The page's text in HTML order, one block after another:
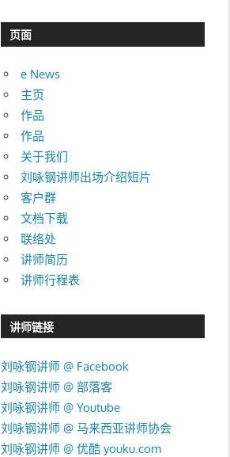
目
录
页面
e News
主页
作品
作品
关于我们
刘咏钢讲师出场介绍短片
客户群
文档下载
联络处
讲师简历
讲师行程表
讲师链接
刘咏钢讲师 @ Facebook
刘咏钢讲师 @ 部落客
刘咏钢讲师 @ Youtube
刘咏钢讲师 @ 马来西亚讲师协会
刘咏钢讲师 @ 优酷 youku.com